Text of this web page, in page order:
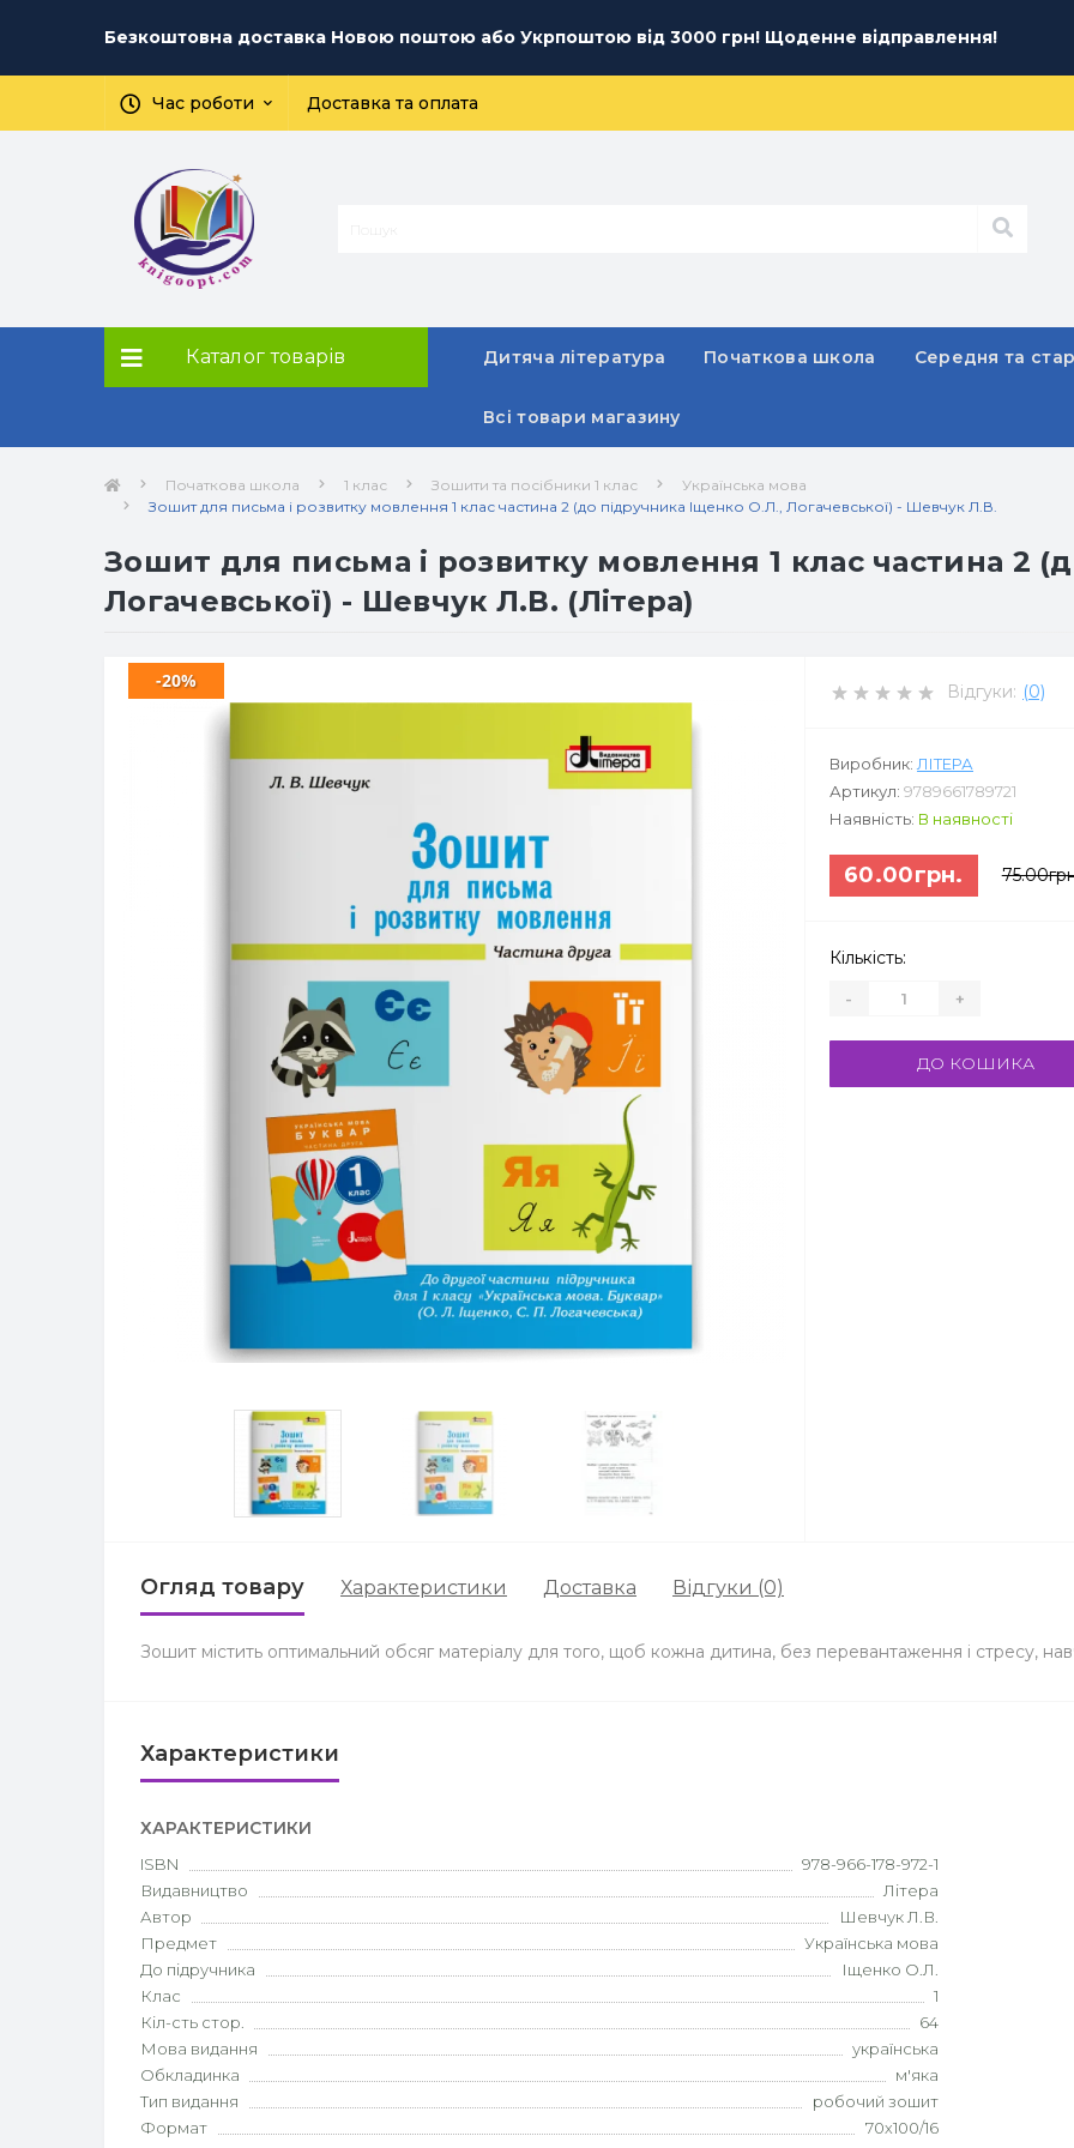
Безкоштовна доставка Новою поштою або Укрпоштою від 3000 грн! Щоденне відправлення!
Час роботи Доставка та оплата
Каталог товарів Дитяча література Початкова школа Середня та
Всі товари магазину
Початкова школа 1 клас Зошити та посібники 1 клас
Українська мова
Зошит для письма і розвитку мовлення 1 клас частина 2 (до підручника Іщенко О.Л., Логачевської) - Шевчук Л.В.
Зошит для письма і розвитку мовлення 1 клас частина 2
Логачевської) - Шевчук Л.В. (Літера)
-20% Відгуки: (0)
Виробник: ЛІТЕРА
Артикул: 9789661789721
Наявність: В наявності
60.00грн.
Кількість:
- +
ДО КОШИКА
Огляд товару Характеристики Доставка Відгуки (0)
Зошит містить оптимальний обсяг матеріалу для того, щоб кожна дитина, без перевантаження і стресу,
Характеристики
ХАРАКТЕРИСТИКИ
ISBN
978-966-178-972-1
Видавництво
Літера
Автор
Шевчук Л.В.
Предмет
Українська мова
До підручника
Іщенко О.Л.
Клас
1
Кіл-сть стор.
64
Мова видання
українська
Обкладинка
м'яка
Тип видання
робочий зошит
Формат
70х100/16